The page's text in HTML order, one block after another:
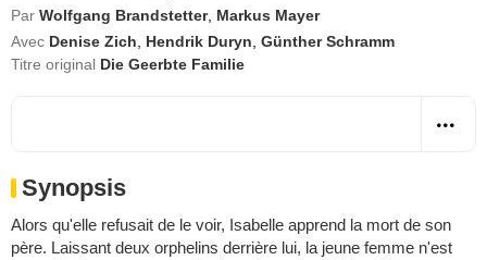
Par Wolfgang Brandstetter, Markus Mayer
Avec Denise Zich Hendrik Duryn Günther Schramm
Titre original Die Geerbte Familie
Synopsis
Alors qu'elle refusait de le voir, Isabelle apprend la mort de son
père. Laissant deux orphelins derrière lui, la jeune femme n'est